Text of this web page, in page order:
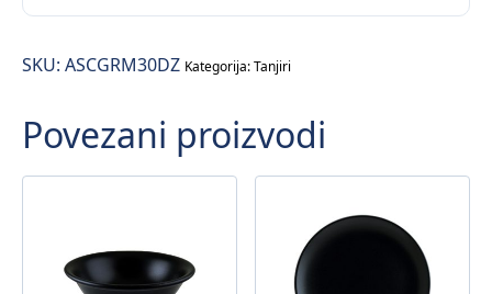
tanjir
fi.30cm
SKU: ASCGRM30DZ Kategorija:Tanjiri
Povezani proizvodi